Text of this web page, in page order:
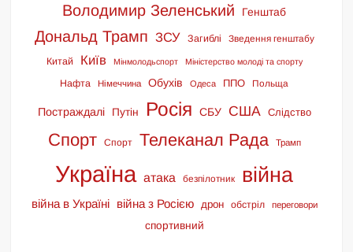
Володимир Зеленський Генштаб
Дональд Трамп ЗСУ Загиблі Зведення генштабу
Китай Київ Мінмолодьспорт Міністерство молоді та спорту
Нафта Німеччина Обухів Одеса ППО Польща
Постраждалі Путін Росія СБУ США Слідство
Спорт Спорт Телеканал Рада Трамп
Україна атака безпілотник війна
війна в Україні війна з Росією дрон обстріл переговори
спортивний